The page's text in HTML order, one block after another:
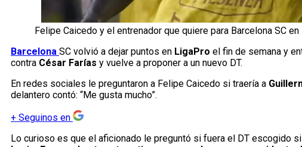
Felipe Caicedo y el entrenador que quiere para Barcelona SC
Barcelona SC volvió a dejar puntos en LigaPro el fin de semana y
contra César Farías y vuelve a proponer a un nuevo DT.
En redes sociales le preguntaron a Felipe Caicedo si traería a
delantero contó: “Me gusta mucho”.
+ Seguinos en
Lo curioso es que el aficionado le preguntó si fuera el DT escogido